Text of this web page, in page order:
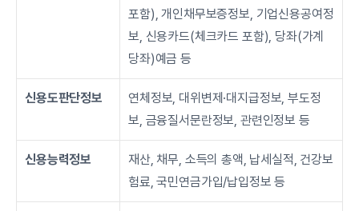
포함), 개인채무보증정보, 기업신용공여정
보, 신용카드(체크카드 포함), 당좌(가계
당좌)예금 등
신용도판단정보
연체정보, 대위변제·대지급정보, 부도정
보, 금융질서문란정보, 관련인정보 등
신용능력정보
재산, 채무, 소득의 총액, 납세실적, 건강보
험료, 국민연금가입/납입정보 등